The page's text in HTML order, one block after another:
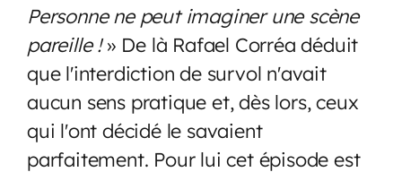
Personne ne peut imaginer une scène
pareille !» De là Rafael Corréa déduit
que l'interdiction de survol n'avait
aucun sens pratique et, dès lors, ceux
qui l'ont décidé le savaient
parfaitement. Pour lui cet épisode est